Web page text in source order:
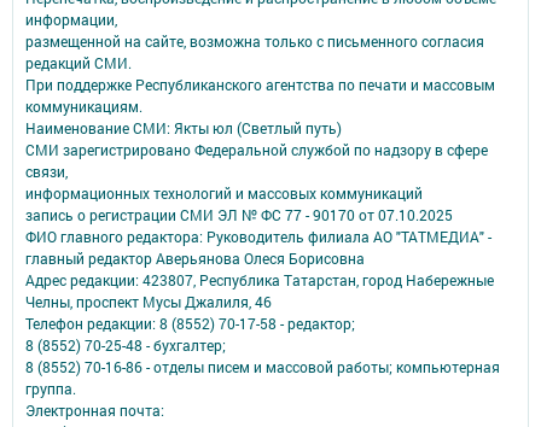
информации,
размещенной на сайте, возможна только с письменного согласия
редакций СМИ.
При поддержке Республиканского агентства по печати и массовым
коммуникациям.
Наименование СМИ: Якты юл (Светлый путь)
СМИ зарегистрировано Федеральной службой по надзору в сфере
связи,
информационных технологий и массовых коммуникаций
запись о регистрации СМИ ЭЛ № ФС 77 - 90170 от 07.10.2025
ФИО главного редактора: Руководитель филиала АО "ТАТМЕДИА" -
главный редактор Аверьянова Олеся Борисовна
Адрес редакции: 423807, Республика Татарстан, город Набережные
Челны, проспект Мусы Джалиля, 46
Телефон редакции: 8 (8552) 70-17-58 - редактор;
8 (8552) 70-25-48 - бухгалтер;
8 (8552) 70-16-86 - отделы писем и массовой работы; компьютерная
группа.
Электронная почта: